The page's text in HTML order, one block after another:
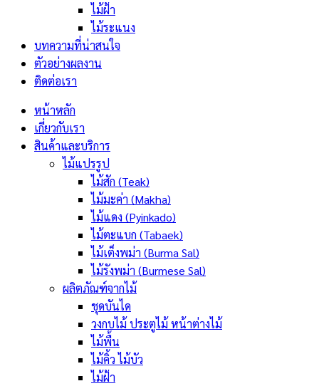
ไม้ฝ้า
ไม้ระแนง
บทความที่น่าสนใจ
ตัวอย่างผลงาน
ติดต่อเรา
หน้าหลัก
เกี่ยวกับเรา
สินค้าและบริการ
ไม้แปรรูป
ไม้สัก (Teak)
ไม้มะค่า (Makha)
ไม้แดง (Pyinkado)
ไม้ตะแบก (Tabaek)
ไม้เต็งพม่า (Burma Sal)
ไม้รังพม่า (Burmese Sal)
ผลิตภัณฑ์จากไม้
ชุดบันได
วงกบไม้ ประตูไม้ หน้าต่างไม้
ไม้พื้น
ไม้คิ้ว ไม้บัว
ไม้ฝ้า